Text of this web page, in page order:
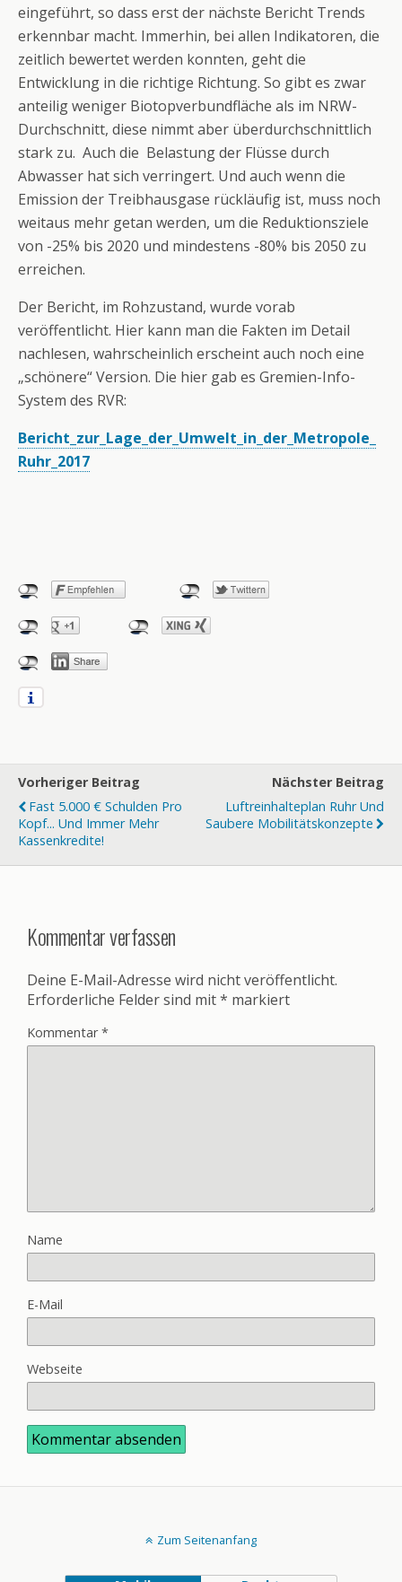
eingeführt, so dass erst der nächste Bericht Trends
erkennbar macht. Immerhin, bei allen Indikatoren, die
zeitlich bewertet werden konnten, geht die
Entwicklung in die richtige Richtung. So gibt es zwar
anteilig weniger Biotopverbundfläche als im NRW-
Durchschnitt, diese nimmt aber überdurchschnittlich
stark zu. Auch die Belastung der Flüsse durch
Abwasser hat sich verringert. Und auch wenn die
Emission der Treibhausgase rückläufig ist, muss noch
weitaus mehr getan werden, um die Reduktionsziele
von -25% bis 2020 und mindestens -80% bis 2050 zu
erreichen.
Der Bericht, im Rohzustand, wurde vorab
veröffentlicht. Hier kann man die Fakten im Detail
nachlesen, wahrscheinlich erscheint auch noch eine
„schönere“ Version. Die hier gab es Gremien-Info-
System des RVR:
Bericht_zur_Lage_der_Umwelt_in_der_Metropole_
Ruhr_2017
Vorheriger Beitrag
Fast 5.000 € Schulden Pro
Kopf... Und Immer Mehr
Kassenkredite!
Nächster Beitrag
Luftreinhalteplan Ruhr Und
Saubere Mobilitätskonzepte
Kommentar verfassen
Deine E-Mail-Adresse wird nicht veröffentlicht.
Erforderliche Felder sind mit* markiert
Kommentar*
Name
E-Mail
Webseite
Zum Seitenanfang